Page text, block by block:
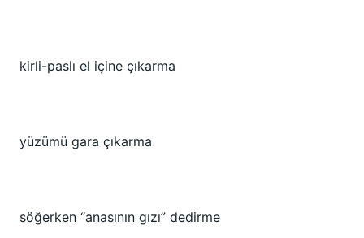
kirli-paslı el içine çıkarma
yüzümü gara çıkarma
söğerken “anasının gızı” dedirme